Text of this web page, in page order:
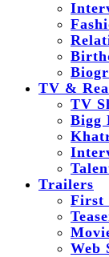
TV &
TV
Bigg
Trailers
First
Web